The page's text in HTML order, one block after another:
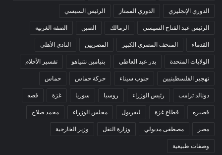
الدوري الإنجليزي الدوري الممتاز الرئيس السيسي
الرئيس عبد الفتاح السيسي الزمالك الصين الضفة الغربية
القدماء المتحف المصري الكبير المصريين النادي الأهلي
الولايات المتحدة بدر عبد العاطي بنيامين نتنياهو تفسير الأحلام
تهجير الفلسطينيين جنوب سيناء حركة حماس حماس
دونالد ترامب رئيس الوزراء روسيا سوريا غزة قصه
قصيره قطاع غزة ليفربول مجلس الوزراء محمد صلاح
مصر مصطفى مدبولي وزارة النقل وزير الخارجية
وصفات طبيعية